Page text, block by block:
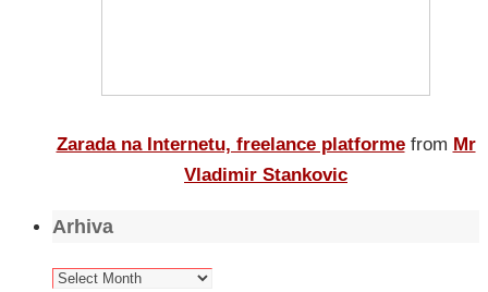
Zarada na Internetu, freelance platforme from Mr
Vladimir Stankovic
Arhiva
Arhiva